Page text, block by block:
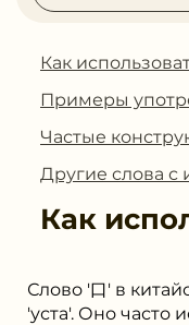
Как
Примеры
Частые
Другие слова с
Как
Слово '口' в
'уста'. Оно часто